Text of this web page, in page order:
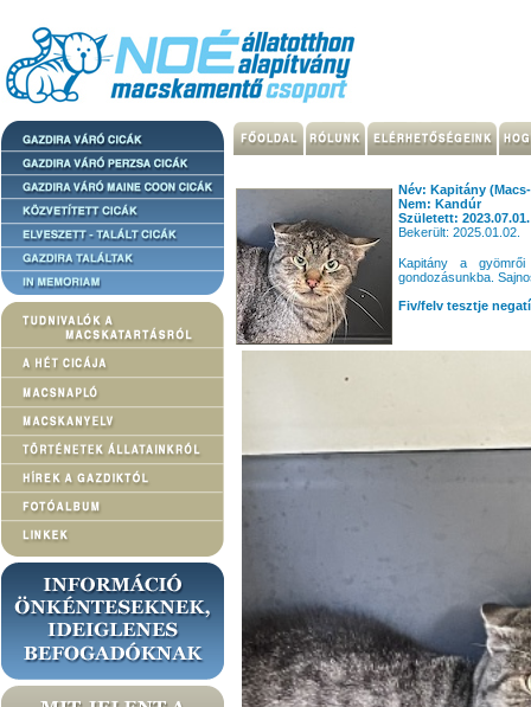
Név: Kapitány
Nem: Kandúr
Született: 2023.07.01.
Bekerült: 2025.01.02.
Kapitány a
gondozásunkba.
Fiv/felv tesztje